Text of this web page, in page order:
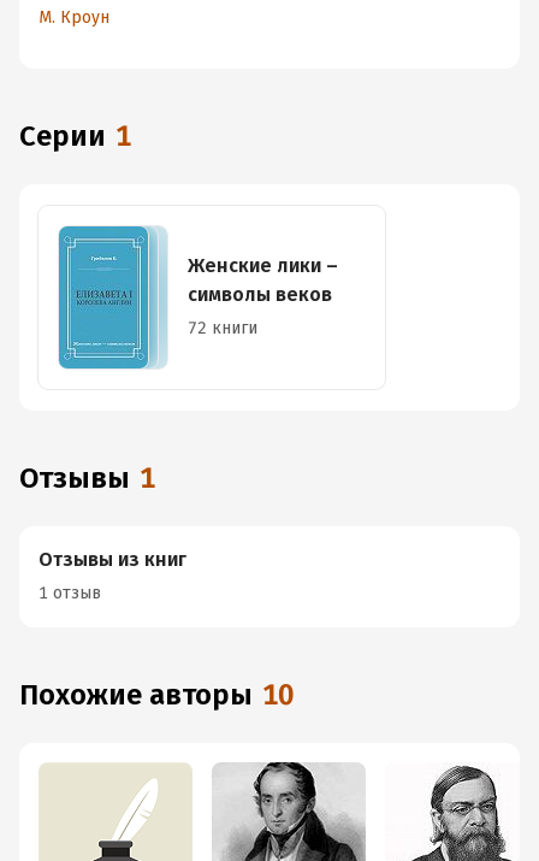
М. Кроун
Серии 1
Женские лики –
символы веков
72 книги
Отзывы 1
Отзывы из книг
1 отзыв
Похожие авторы 10